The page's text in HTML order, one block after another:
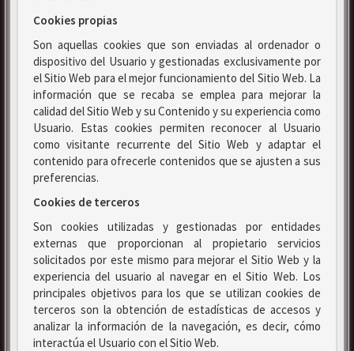
Cookies propias
Son aquellas cookies que son enviadas al ordenador o
dispositivo del Usuario y gestionadas exclusivamente por
el Sitio Web para el mejor funcionamiento del Sitio Web. La
información que se recaba se emplea para mejorar la
calidad del Sitio Web y su Contenido y su experiencia como
Usuario. Estas cookies permiten reconocer al Usuario
como visitante recurrente del Sitio Web y adaptar el
contenido para ofrecerle contenidos que se ajusten a sus
preferencias.
Cookies de terceros
Son cookies utilizadas y gestionadas por entidades
externas que proporcionan al propietario servicios
solicitados por este mismo para mejorar el Sitio Web y la
experiencia del usuario al navegar en el Sitio Web. Los
principales objetivos para los que se utilizan cookies de
terceros son la obtención de estadísticas de accesos y
analizar la información de la navegación, es decir, cómo
interactúa el Usuario con el Sitio Web.